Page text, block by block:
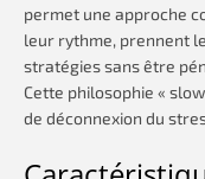
permet une approche
leur rythme, prennent
stratégies sans être
Cette philosophie « slow
de déconnexion du